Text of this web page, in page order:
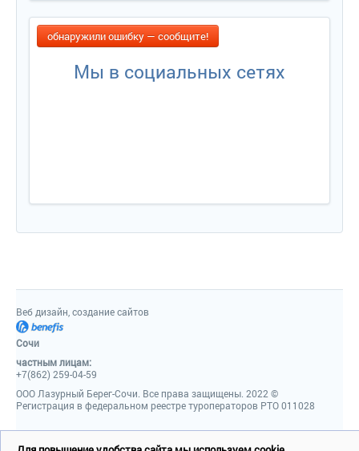
обнаружили ошибку — сообщите!
Мы в социальных сетях
Веб дизайн, создание сайто
Сочи
частным лицам:
+7(862) 259-04-59
ООО Лазурный Берег-Сочи. Все права защищены. 2022 ©
Регистрация в федеральном реестре туроператоров РТО 011028